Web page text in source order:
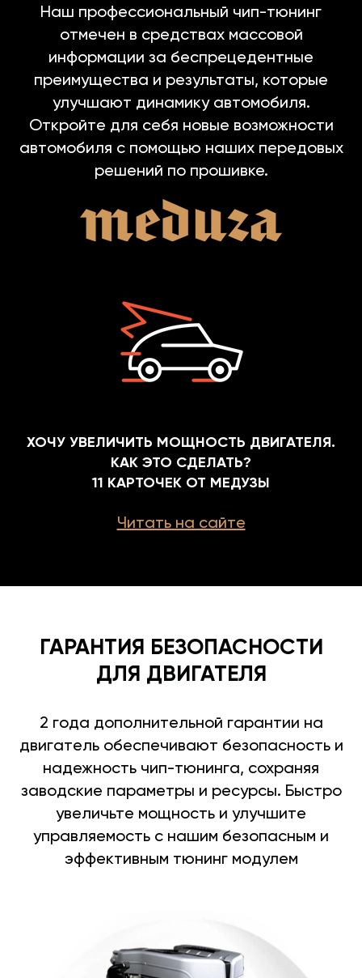
Наш профессиональный чип-тюнинг
отмечен в средствах массовой
информации за беспрецедентные
преимущества и результаты, которые
улучшают динамику автомобиля.
Откройте для себя новые возможности
автомобиля с помощью наших передовых
решений по прошивке.
ХОЧУ УВЕЛИЧИТЬ МОЩНОСТЬ ДВИГАТЕЛЯ.
КАК ЭТО СДЕЛАТЬ?
11 КАРТОЧЕК ОТ МЕДУЗЫ
Читать на сайте
ГАРАНТИЯ БЕЗОПАСНОСТИ
ДЛЯ ДВИГАТЕЛЯ
2 года дополнительной гарантии на
двигатель обеспечивают безопасность и
надежность чип-тюнинга, сохраняя
заводские параметры и ресурсы. Быстро
увеличьте мощность и улучшите
управляемость с нашим безопасным и
эффективным тюнинг модулем